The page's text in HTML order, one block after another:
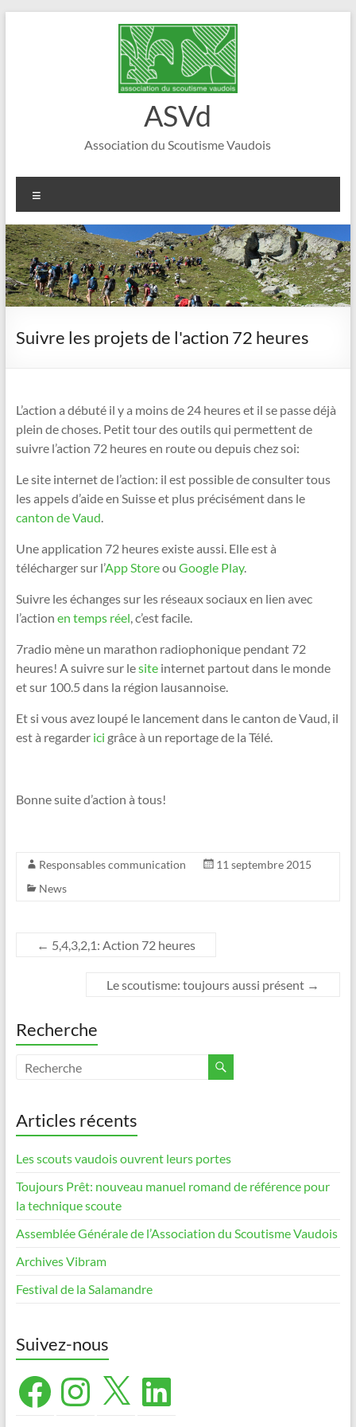
ASVd
Association du Scoutisme Vaudois
Suivre les projets de l'action 72 heures
L’action a débuté il y a moins de 24 heures et il se passe déjà
plein de choses. Petit tour des outils qui permettent de
suivre l’action 72 heures en route ou depuis chez soi:
Le site internet de l’action: il est possible de consulter tous
les appels d’aide en Suisse et plus précisément dans le
canton de Vaud.
Une application 72 heures existe aussi. Elle est à
télécharger sur l’App Storeou Google Play.
Suivre les échanges sur les réseaux sociaux en lien avec
l’action en temps réel, c’est facile.
7radio mène un marathon radiophonique pendant 72
heures! A suivre sur lesite internet partout dans le monde
et sur 100.5 dans la région lausannoise.
Et si vous avez loupé le lancement dans le canton de Vaud, il
est à regarder ici grâce à un reportage de la Télé.
Bonne suite d’action à tous!
Responsables communication
11 septembre 2015
News
← 5,4,3,2,1: Action 72 heures
Le scoutisme: toujours aussi présent →
Recherche
Articles récents
Les scouts vaudois ouvrent leurs portes
Toujours Prêt: nouveau manuel romand de référence pour
la technique scoute
Assemblée Générale de l’Association du Scoutisme Vaudois
Archives Vibram
Festival de la Salamandre
Suivez-nous
FacebookInstagram
X LinkedIn